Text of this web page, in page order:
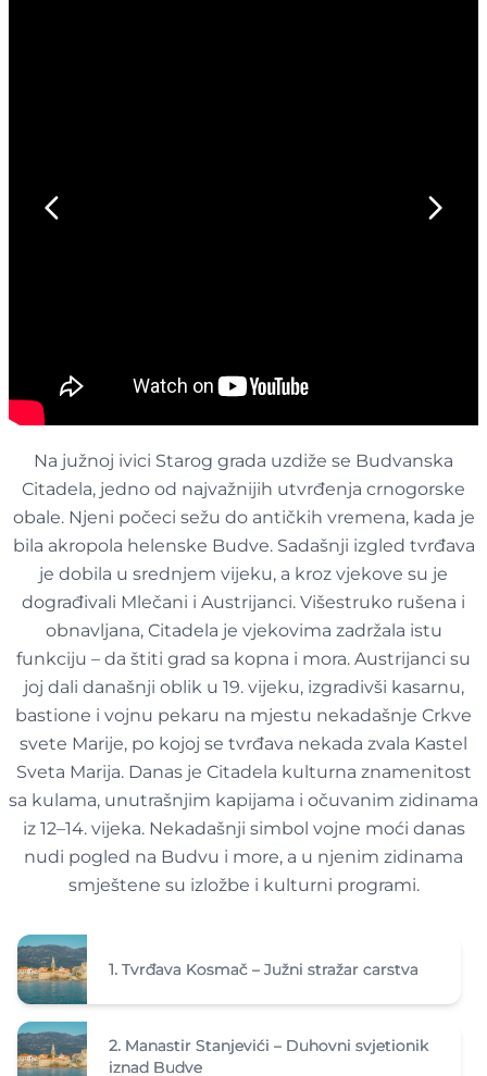
Na južnoj ivici Starog grada uzdiže se Budvanska
Citadela, jedno od najvažnijih utvrđenja crnogorske
obale. Njeni počeci sežu do antičkih vremena, kada je
bila akropola helenske Budve. Sadašnji izgled tvrđava
je dobila u srednjem vijeku, a kroz vjekove su je
dograđivali Mlečani i Austrijanci. Višestruko rušena i
obnavljana, Citadela je vjekovima zadržala istu
funkciju – da štiti grad sa kopna i mora. Austrijanci su
joj dali današnji oblik u 19. vijeku, izgradivši kasarnu,
bastione i vojnu pekaru na mjestu nekadašnje Crkve
svete Marije, po kojoj se tvrđava nekada zvala Kastel
Sveta Marija. Danas je Citadela kulturna znamenitost
sa kulama, unutrašnjim kapijama i očuvanim zidinama
iz 12–14. vijeka. Nekadašnji simbol vojne moći danas
nudi pogled na Budvu i more, a u njenim zidinama
smještene su izložbe i kulturni programi.
1. Tvrđava Kosmač – Južni stražar carstva
2. Manastir Stanjevići – Duhovni svjetionik
iznad Budve